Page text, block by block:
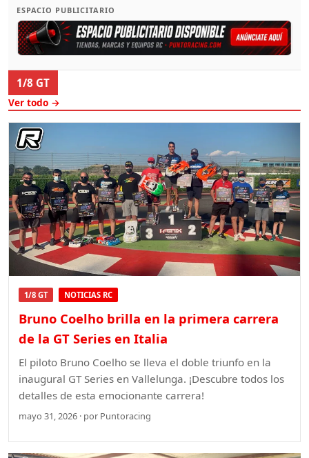
ESPACIO PUBLICITARIO
1/8 GT
Ver todo →
1/8 GT NOTICIAS RC
Bruno Coelho brilla en la primera carrera
de la GT Series en Italia
El piloto Bruno Coelho se lleva el doble triunfo en la
inaugural GT Series en Vallelunga. ¡Descubre todos los
detalles de esta emocionante carrera!
mayo 31, 2026 · por Puntoracing